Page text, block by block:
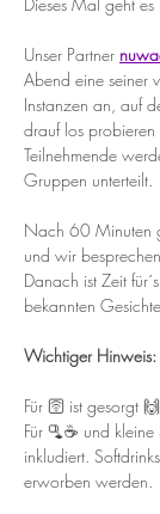
Unser Partner
Abend eine seiner
Instanzen an, auf
drauf los probieren
Teilnehmende
Gruppen unterteilt.
Nach 60 Minuten
und wir
Danach ist Zeit
bekannten
Wichtiger
Für 🛜 ist gesorgt
Für 🫗☕ und
inkludiert.
erworben werden.